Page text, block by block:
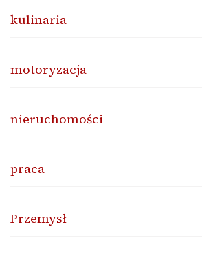
kulinaria
motoryzacja
nieruchomości
praca
Przemysł